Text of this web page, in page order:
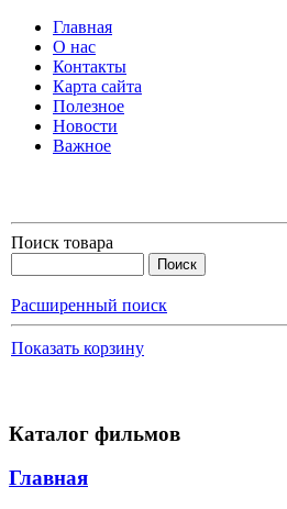
Главная
О нас
Контакты
Карта сайта
Полезное
Новости
Важное
Поиск товара
Расширенный поиск
Показать корзину
Каталог фильмов
Главная